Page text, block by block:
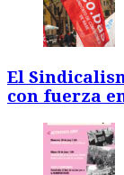
El
con fuerza